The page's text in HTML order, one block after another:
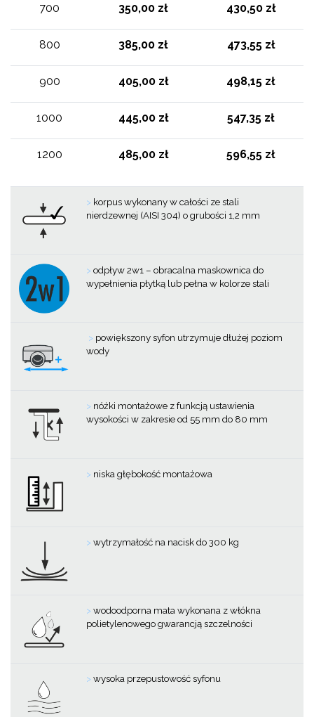
700 350,00 zł 430,50 zł
800 385,00 zł 473,55 zł
900 405,00 zł 498,15 zł
1000 445,00 zł 547,35 zł
1200 485,00 zł 596,55 zł
> korpus wykonany w całości ze stali
nierdzewnej (AISI 304) o grubości 1,2 mm
>odpływ 2w1 – obracalna maskownica do
wypełnienia płytką lub pełna w kolorze stali
> powiększony syfon utrzymuje dłużej poziom
wody
> nóżki montażowe z funkcją ustawienia
wysokości w zakresie od 55 mm do 80 mm
> niska głębokość montażowa
>wytrzymałość na nacisk do 300 kg
>wodoodporna mata wykonana z włókna
polietylenowego gwarancją szczelności
>wysoka przepustowość syfonu